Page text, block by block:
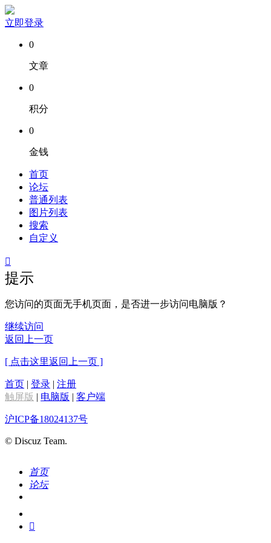
立即登录
0
文章
0
积分
0
金钱
首页
论坛
普通列表
图片列表
搜索
自定义

提示
您访问的页面无手机页面，是否进一步访问电脑版？
继续访问
返回上一页
[ 点击这里返回上一页 ]
首页 | 登录 | 注册
触屏版 | 电脑版 | 客户端
沪ICP备18024137号
© Discuz Team.
首页
论坛
我的
